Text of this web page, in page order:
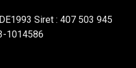
Siret : 407 503 945
1014586